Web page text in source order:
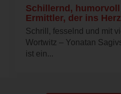
Schillernd,
Ermittler, der ins
Schrill, fesselnd und mit
Wortwitz – Yonatan
ist ein...